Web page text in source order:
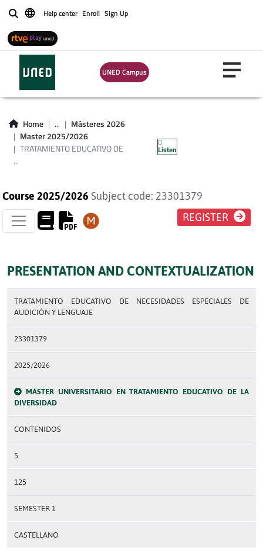
BuscarHelp center Enroll Sign Up
UNED Campus
Home ...
Másteres 2026
Master 2025/2026
TRATAMIENTO EDUCATIVO DE
...
Listen
TRATAMIENTO
EDUCATIVO DE
NECESIDADES
ESPECIALES DE
AUDICIÓN Y
LENGUAJE
Course 2025/2026 Subject code: 23301379
REGISTER
PRESENTATION AND CONTEXTUALIZATION
TRATAMIENTO EDUCATIVO DE NECESIDADES ESPECIALES DE
AUDICIÓN Y LENGUAJE
23301379
2025/2026
MÁSTER UNIVERSITARIO EN TRATAMIENTO EDUCATIVO DE LA
DIVERSIDAD
CONTENIDOS
5
125
SEMESTER 1
CASTELLANO